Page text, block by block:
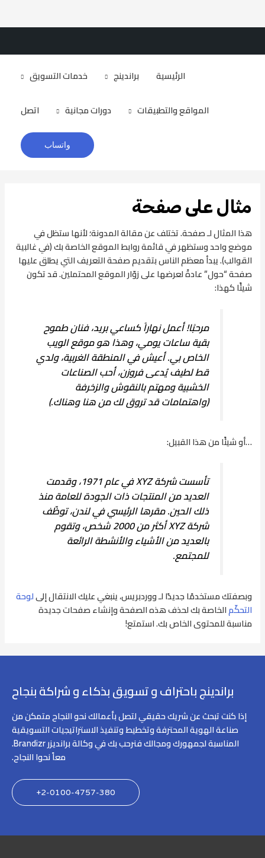
Brandizr
الرئيسية براندينج خدمات التسويق
المواقع والتطبيقات دورات مجانية اتصل
واتساب
مثال على صفحة
هذا المثال لـ صفحة. تختلف عن مقالة المدونة؛ لأنها ستظل في
موضع واحد وستظهر في قائمة روابط الموقع الخاصة بك (في غالبية
القوالب). يبدأ معظم الناس بتقديم صفحة التعريف التي يطلق عليها
صفحة “حول” عادةً لعرضها على زوّار الموقع المحتملين. قد تكون
شيئًا كهذا:
مرحبًا! أعمل نهاراً كساعي بريد، فنان طموح
بقية ساعات يومي، وهذا هو موقع الويب
الخاص بي. أعيش في المنطقة الغربية، ولدي
قط لطيف يُدعى فروزن، أحب الصناعات
الخشبية ومهتم بالنقوش والزخرفة
(واهتمامات قد تروق لك من هنا وهناك.)
…أو شيئًا من هذا القبيل:
تأسست شركة XYZ في عام 1971، وقدمت
العديد من المنتجات ذات الجودة للعامة منذ
ذلك الحين. مقرها الرئيسي في لندن، توظّف
شركة XYZ أكثر من 2000 شخص، وتقوم
بالعديد من الأشياء والأنشطة الرائعة
للمجتمع.
وبصفتك مستخدمًا جديدًا لـ ووردبريس، ينبغي عليك الانتقال إلىلوحة
التحكّمالخاصة بك لحذف هذه الصفحة وإنشاء صفحات جديدة
مناسبة للمحتوى الخاص بك. استمتع!
براندينج باحتراف و تسويق بذكاء و شراكة بنجاح
إذا كنت تبحث عن شريك حقيقي لتصل بأعمالك نحو النجاح متمكن من
صناعة الهوية المحترفة وتخطيط وتنفيذ الاستراتيجيات التسويقية
المناسبة لجمهورك ومجالك فنرحب بك في وكالة برانديزر Brandizr.
معاً نحوا النجاح.
2-0100-4757-380+